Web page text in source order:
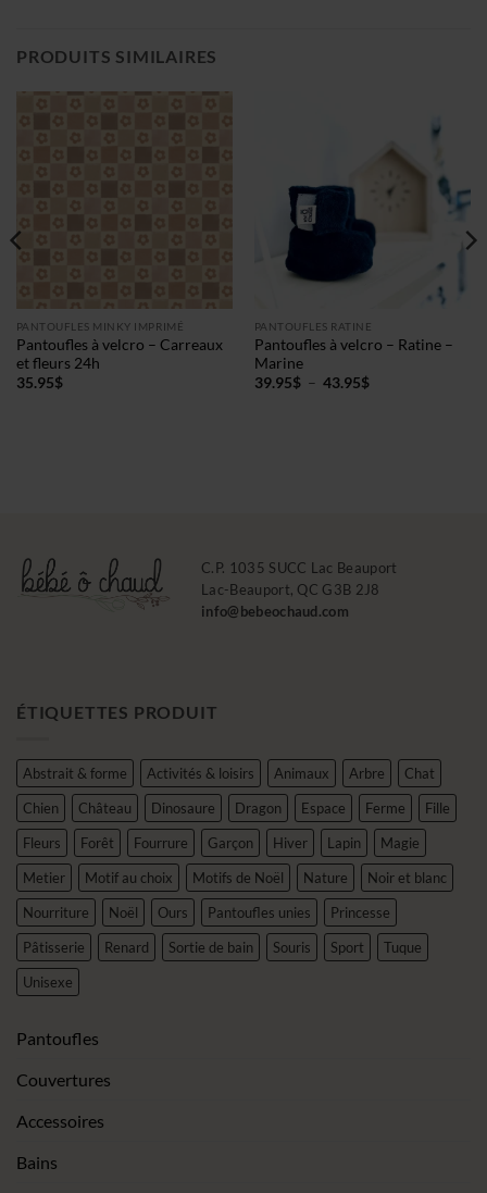
PRODUITS SIMILAIRES
PANTOUFLES MINKY IMPRIMÉ
Pantoufles à velcro – Carreaux
et fleurs 24h
35.95$
PANTOUFLES RATINE
Pantoufles à velcro – Ratine –
Marine
39.95$ – 43.95$Plage
C.P. 1035 SUCC Lac Beauport
Lac-Beauport, QC G3B 2J8
info@bebeochaud.com
ÉTIQUETTES PRODUIT
Abstrait & forme Activités & loisirs Animaux Arbre
Chat
Chien
Château Dinosaure Dragon Espace Ferme
Fille
Fleurs
Forêt Fourrure Garçon Hiver Lapin
Magie
Metier
Motif au choix Motifs de Noël Nature
Noir et blanc
Nourriture
Noël Ours Pantoufles unies
Princesse
Pâtisserie
Renard Sortie de bain Souris Sport
Tuque
Unisexe
Pantoufles
Couvertures
Accessoires
Bains